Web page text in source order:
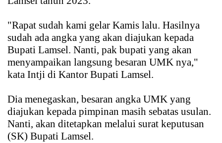
"Rapat sudah kami gelar Kamis lalu. Hasilnya
sudah ada angka yang akan diajukan kepada
Bupati Lamsel. Nanti, pak bupati yang akan
menyampaikan langsung besaran UMK nya,"
kata Intji di Kantor Bupati Lamsel.
Dia menegaskan, besaran angka UMK yang
diajukan kepada pimpinan masih sebatas usulan.
Nanti, akan ditetapkan melalui surat keputusan
(SK) Bupati Lamsel.